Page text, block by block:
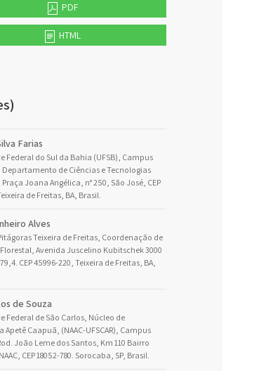
PDF
HTML
Farias
Federal do Sul da Bahia (UFSB), Campus
Departamento de Ciências e Tecnologias
Joana Angélica, n° 250, São José, CEP
de Freitas, BA, Brasil.
Alves
Teixeira de Freitas, Coordenação de
Avenida Juscelino Kubitschek 3000
CEP 45996-220, Teixeira de Freitas, BA,
de Souza
Federal de São Carlos, Núcleo de
Apetê Caapuã, (NAAC-UFSCAR), Campus
João Leme dos Santos, Km 110 Bairro
CEP 18052-780. Sorocaba, SP, Brasil.